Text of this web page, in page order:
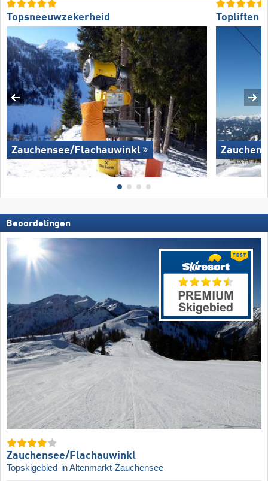
Topsneeuwzekerheid
Zauchensee/​Flachauwinkl
Topliften
Beoordelingen
Zauchensee/​Flachauwinkl
Topskigebied in Altenmarkt-Zauchensee